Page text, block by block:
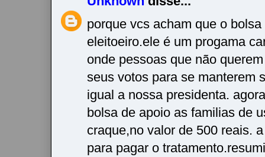
porque vcs acham que o
eleitoeiro.ele é um progama
onde pessoas que não
seus votos para se manterem
igual a nossa presidenta.
bolsa de apoio as familias de
craque,no valor de 500 reais.
para pagar o